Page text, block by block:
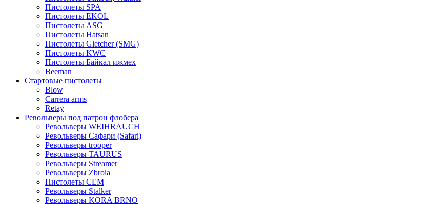
Пистолеты SPA
Пистолеты EKOL
Пистолеты ASG
Пистолеты Hatsan
Пистолеты Gletcher (SMG)
Пистолеты KWC
Пистолеты Байкал ижмех
Beeman
Стартовые пистолеты
Blow
Carrera arms
Retay
Револьверы под патрон флобера
Револьверы WEIHRAUCH
Револьверы Сафари (Safari)
Револьверы trooper
Револьверы TAURUS
Револьверы Streamer
Револьверы Zbroia
Пистолеты СЕМ
Револьверы Stalker
Револьверы KORA BRNO